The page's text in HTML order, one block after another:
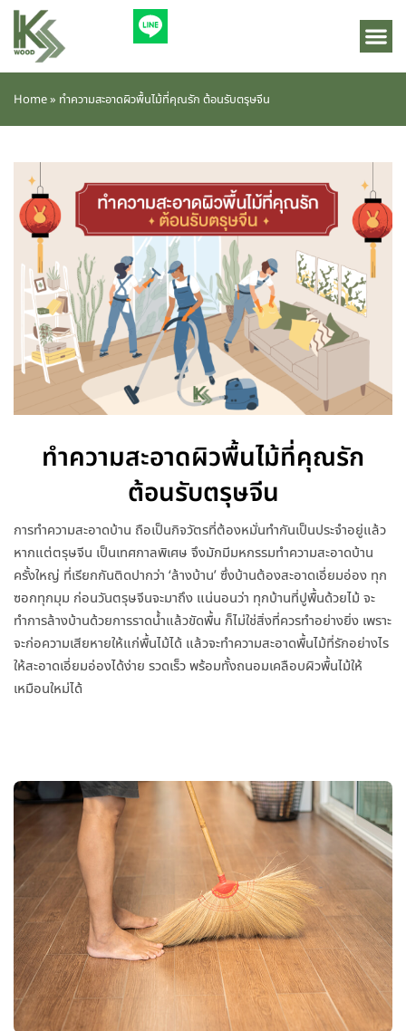
Home» ทำความสะอาดผิวพื้นไม้ที่คุณรัก ต้อนรับตรุษจีน
ทำความสะอาดผิวพื้นไม้ที่คุณรัก
ต้อนรับตรุษจีน
การทำความสะอาดบ้าน ถือเป็นกิจวัตรที่ต้องหมั่นทำกันเป็นประจำอยู่แล้ว
หากแต่ตรุษจีน เป็นเทศกาลพิเศษ จึงมักมีมหกรรมทำความสะอาดบ้าน
ครั้งใหญ่ ที่เรียกกันติดปากว่า ‘ล้างบ้าน’ ซึ่งบ้านต้องสะอาดเอี่ยมอ่อง ทุก
ซอกทุกมุม ก่อนวันตรุษจีนจะมาถึง แน่นอนว่า ทุกบ้านที่ปูพื้นด้วยไม้ จะ
ทำการล้างบ้านด้วยการราดน้ำแล้วขัดพื้น ก็ไม่ใช่สิ่งที่ควรทำอย่างยิ่ง เพราะ
จะก่อความเสียหายให้แก่พื้นไม้ได้ แล้วจะทำความสะอาดพื้นไม้ที่รักอย่างไร
ให้สะอาดเอี่ยมอ่องได้ง่าย รวดเร็ว พร้อมทั้งถนอมเคลือบผิวพื้นไม้ให้
เหมือนใหม่ได้